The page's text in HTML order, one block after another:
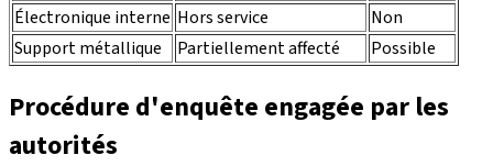
Électronique interne Hors service
Non
Support métallique
Partiellement affecté Possible
Procédure d'enquête engagée par les
autorités